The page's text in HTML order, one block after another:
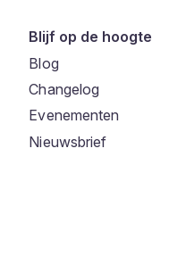
Blijf op de hoogte
Blog
Changelog
Evenementen
Nieuwsbrief